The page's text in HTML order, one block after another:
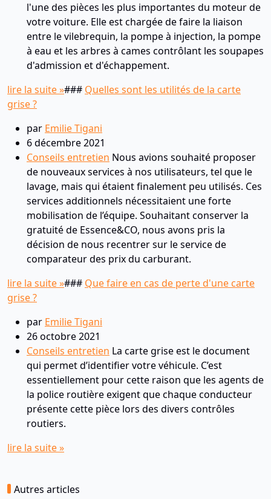
l'une des pièces les plus importantes du moteur de
votre voiture. Elle est chargée de faire la liaison
entre le vilebrequin, la pompe à injection, la pompe
à eau et les arbres à cames contrôlant les soupapes
d'admission et d'échappement.
lire la suite »### Quelles sont les utilités de la carte
grise ?
par Emilie Tigani
6 décembre 2021
Conseils entretien Nous avions souhaité proposer
de nouveaux services à nos utilisateurs, tel que le
lavage, mais qui étaient finalement peu utilisés. Ces
services additionnels nécessitaient une forte
mobilisation de l’équipe. Souhaitant conserver la
gratuité de Essence&CO, nous avons pris la
décision de nous recentrer sur le service de
comparateur des prix du carburant.
lire la suite »### Que faire en cas de perte d'une carte
grise ?
par Emilie Tigani
26 octobre 2021
Conseils entretien La carte grise est le document
qui permet d’identifier votre véhicule. C’est
essentiellement pour cette raison que les agents de
la police routière exigent que chaque conducteur
présente cette pièce lors des divers contrôles
routiers.
lire la suite »
Autres articles